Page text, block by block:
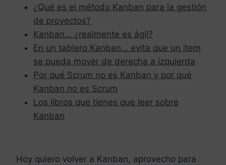
¿Qué es el método Kanban para la gestión
de proyectos?
Kanban… ¿realmente es ágil?
En un tablero Kanban… evita que un item
se pueda mover de derecha a izquierda
Por qué Scrum no es Kanban y por qué
Kanban no es Scrum
Los libros que tienes que leer sobre
Kanban
Hoy quiero volver a Kanban, aprovecho para